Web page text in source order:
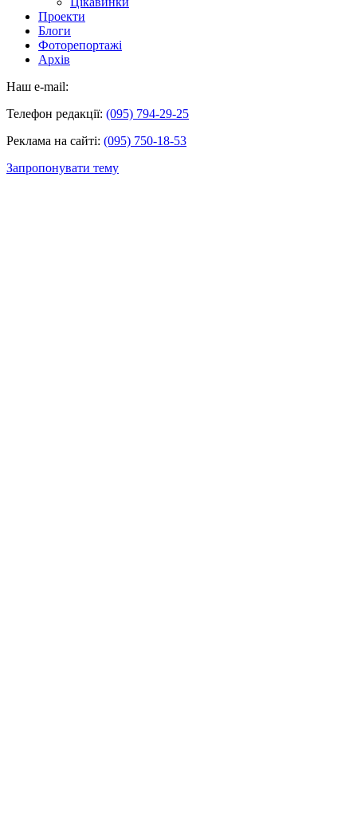
Проекти
Блоги
Фоторепортажі
Архів
Наш e-mail:
Телефон редакції: (095) 794-29-25
Реклама на сайті: (095) 750-18-53
Запропонувати тему